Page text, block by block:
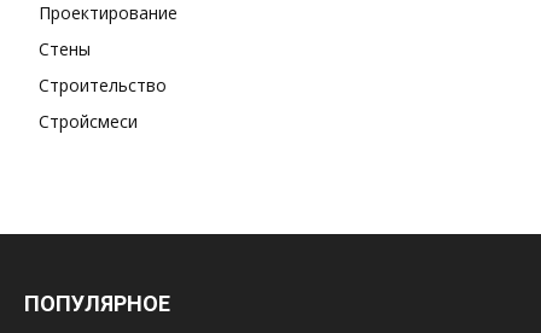
Проектирование
Стены
Строительство
Стройсмеси
ПОПУЛЯРНОЕ